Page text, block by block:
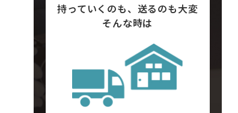
持っていくのも、送るのも大変
そんな時は